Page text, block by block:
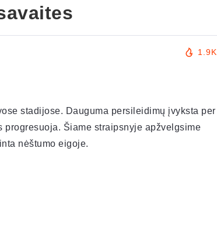
1.9K
stadijose. Dauguma persileidimų įvyksta per
progresuoja. Šiame straipsnyje apžvelgsime
nėštumo eigoje.